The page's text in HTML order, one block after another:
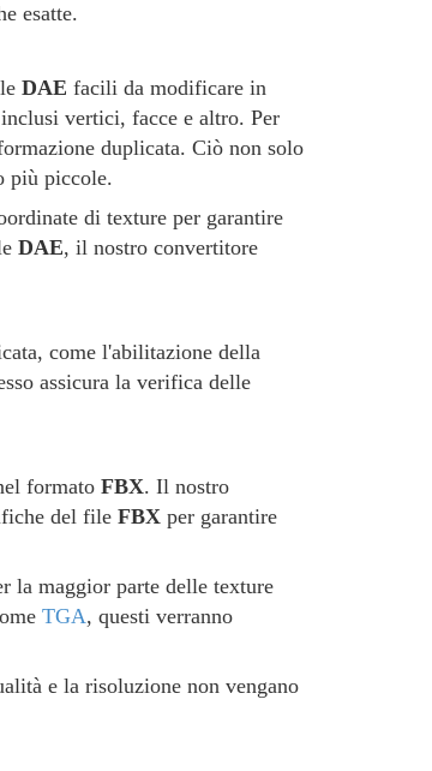
esatte.
DAE facili da modificare in
vertici, facce e altro. Per
duplicata. Ciò non solo
più piccole.
di texture per garantire
DAE, il nostro convertitore
come l'abilitazione della
assicura la verifica delle
formato FBX. Il nostro
del file FBX per garantire
la maggior parte delle texture
TGA, questi verranno
e la risoluzione non vengano